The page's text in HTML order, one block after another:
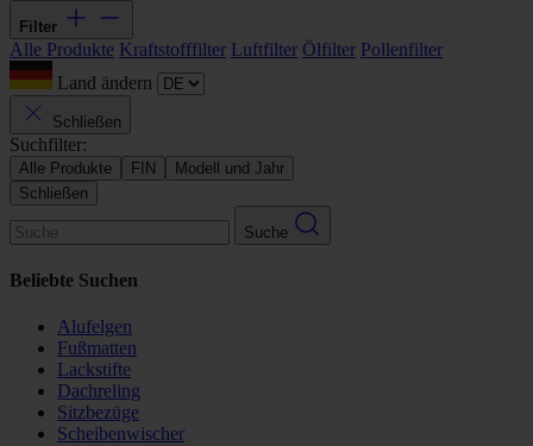
Filter
Alle Produkte Kraftstofffilter Luftfilter Ölfilter Pollenfilter
Land ändern
Schließen
Suchfilter:
Alle Produkte FIN
Modell und Jahr
Schließen
Suche
Beliebte Suchen
Alufelgen
Fußmatten
Lackstifte
Dachreling
Sitzbezüge
Scheibenwischer